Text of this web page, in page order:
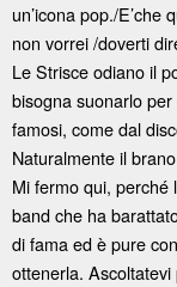
un’icona pop./E’che
non vorrei /doverti
Le Strisce odiano il
bisogna suonarlo
famosi, come dal
Naturalmente il
Mi fermo qui, perché
band che ha
di fama ed è pure
ottenerla.